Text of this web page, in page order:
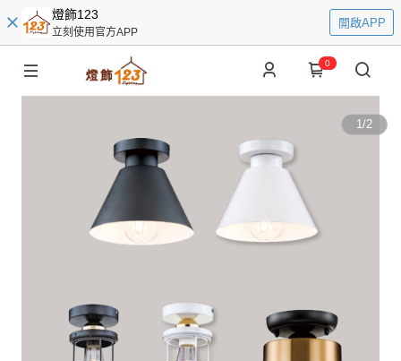
燈飾123
立刻使用官方APP
開啟APP
0
1/2